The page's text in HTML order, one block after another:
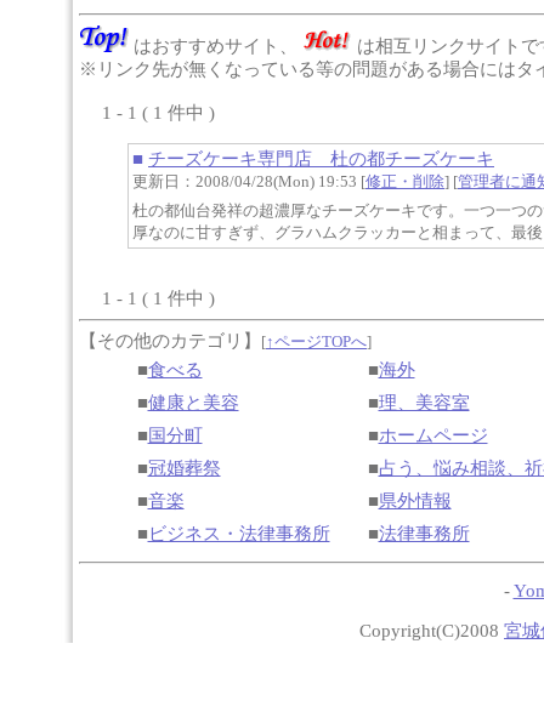
はおすすめサイト、
は相互リンクサイト
※リンク先が無くなっている等の問題がある場合にはタ
1 - 1 ( 1 件中 )
■ チーズケーキ専門店 杜の都チーズケーキ
更新日：2008/04/28(Mon) 19:53 [修正・削除] [管理者に通
杜の都仙台発祥の超濃厚なチーズケーキです。一つ一つ
厚なのに甘すぎず、グラハムクラッカーと相まって、最
1 - 1 ( 1 件中 )
【その他のカテゴリ】 [↑ページTOPへ]
■食べる ■海外
■健康と美容 ■理、美容室
■ 国分町 ■ホームページ
■冠婚葬祭 ■占う、悩み相談、
■音楽 ■県外情報
■ ビジネス・法律事務所 ■法律事務所
-
Copyright(C)2008 宮城